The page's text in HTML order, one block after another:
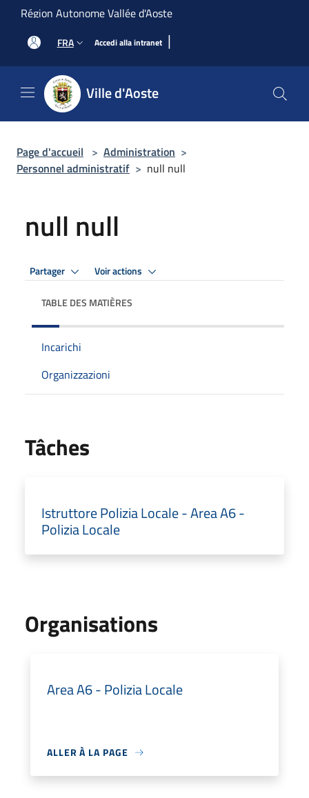
Salta al contenuto principale
Région Autonome Vallée d'Aoste
FRA Accedi alla intranet |
Ville d'Aoste
Page d'accueil > Administration >
Personnel administratif > null null
null null
Partager Voir actions
TABLE DES MATIÈRES
Incarichi
Organizzazioni
Tâches
Istruttore Polizia Locale - Area A6 -
Polizia Locale
Organisations
Area A6 - Polizia Locale
ALLER À LA PAGE